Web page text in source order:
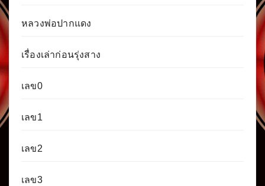
หลวงพ่อปากแดง
เรื่องเล่าก่อนรุ่งสาง
เลข0
เลข1
เลข2
เลข3